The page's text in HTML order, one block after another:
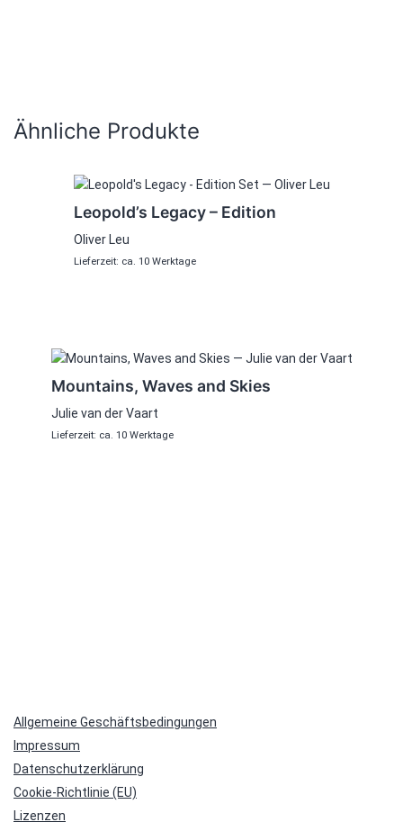
Ähnliche Produkte
Leopold’s Legacy – Edition
Oliver Leu
Lieferzeit: ca. 10 Werktage
Dieses
Produkt
weist
mehrere
Varianten
der
Produktseite
gewählt
Mountains, Waves and Skies
Julie van der Vaart
Lieferzeit: ca. 10 Werktage
Allgemeine Geschäftsbedingungen
Impressum
Datenschutzerklärung
Cookie-Richtlinie (EU)
Lizenzen